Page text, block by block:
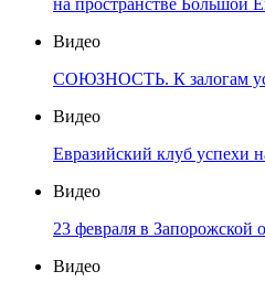
на пространстве Большой
Видео
СОЮЗНОСТЬ. К залогам
Видео
Евразийский клуб успехи
Видео
23 февраля в Запорожской
Видео